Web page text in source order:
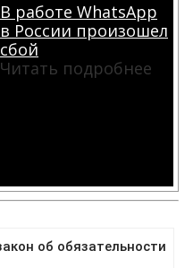
В работе WhatsApp
в России произошел
сбой
Читать подробнее